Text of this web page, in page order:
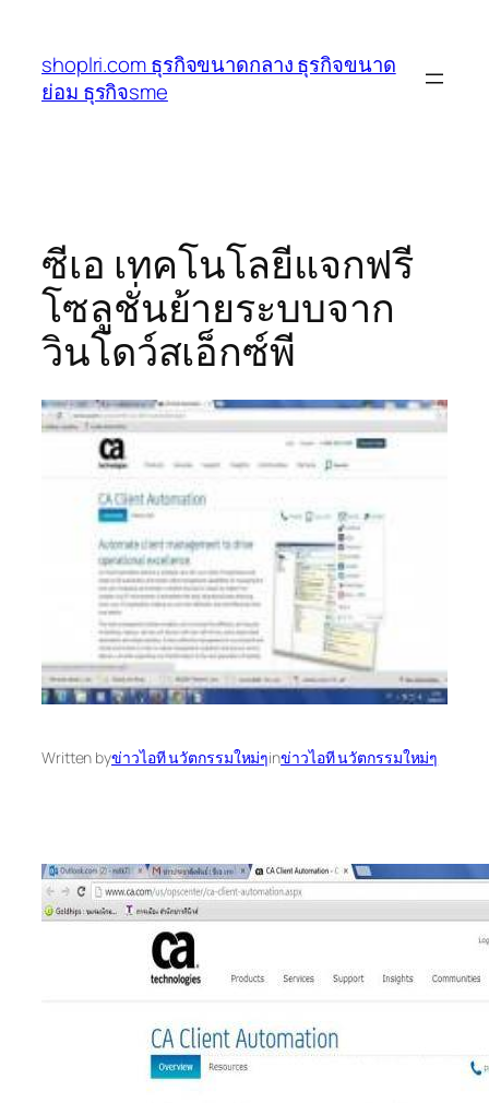
เนื้อหา
shoplri.com ธุรกิจขนาดกลาง ธุรกิจขนาด
ย่อม ธุรกิจsme
ซีเอ เทคโนโลยีแจกฟรี
โซลูชั่นย้ายระบบจาก
วินโดว์สเอ็กซ์พี
Written byข่าวไอที นวัตกรรมใหม่ๆinข่าวไอที นวัตกรรมใหม่ๆ